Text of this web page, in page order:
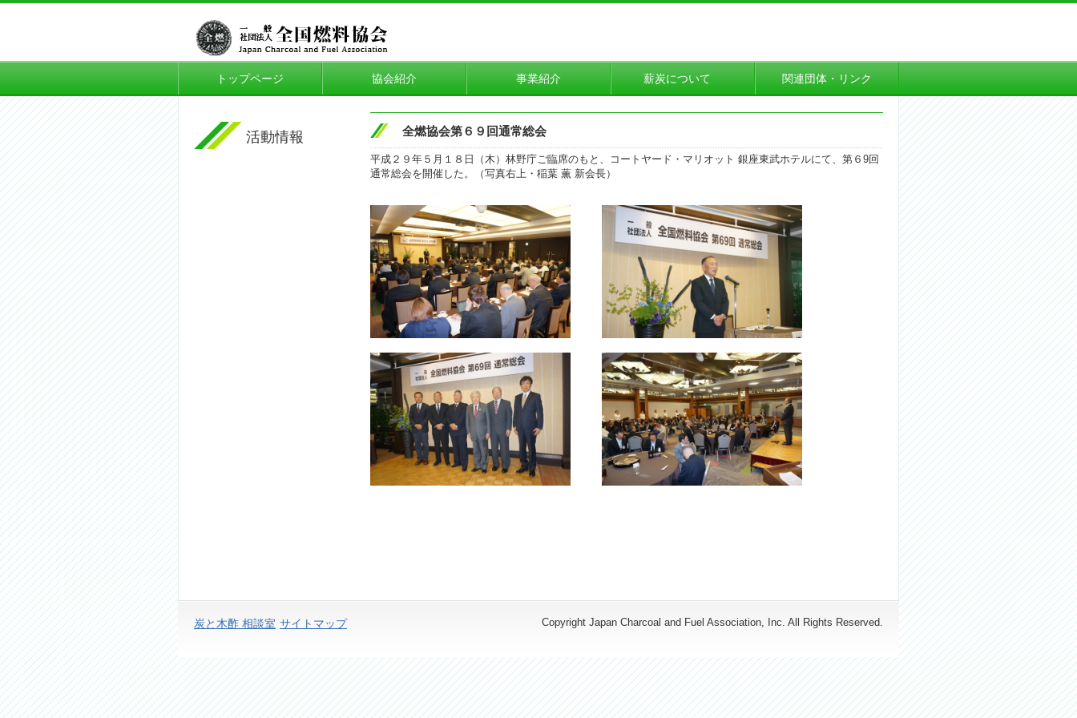
トップページ 協会紹介 事業紹介 薪炭について 関連団体・リンク
活動情報 全燃協会第６９回通常総会
平成２９年５月１８日（木）林野庁ご臨席のもと、コートヤード・マリオット 銀座東武ホテルにて、第６9回
通常総会を開催した。（写真右上・稲葉 薫 新会長）
炭と木酢 相談室 サイトマップ Copyright Japan Charcoal and Fuel Association, Inc. All Rights Reserved.